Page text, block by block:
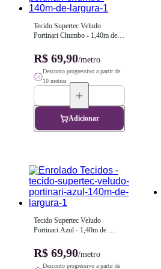
Tecido Supertec Veludo
Portinari Chumbo - 1,40m de
R$ 69,90/metro
Desconto progressivo a partir de
10 metros
Adicionar
Tecido Supertec Veludo
Portinari Azul - 1,40m de
R$ 69,90/metro
Desconto progressivo a partir de